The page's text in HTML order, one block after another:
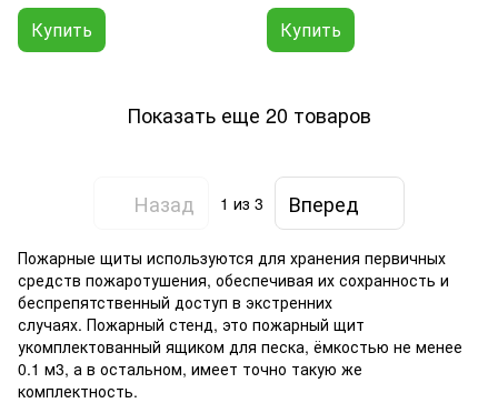
Купить Купить
Показать еще 20 товаров
Назад 1 из 3 Вперед
Пожарные щиты используются для хранения первичных
средств пожаротушения, обеспечивая их сохранность и
беспрепятственный доступ в экстренних
случаях. Пожарный стенд, это пожарный щит
укомплектованный ящиком для песка, ёмкостью не менее
0.1 м3, а в остальном, имеет точно такую же
комплектность.